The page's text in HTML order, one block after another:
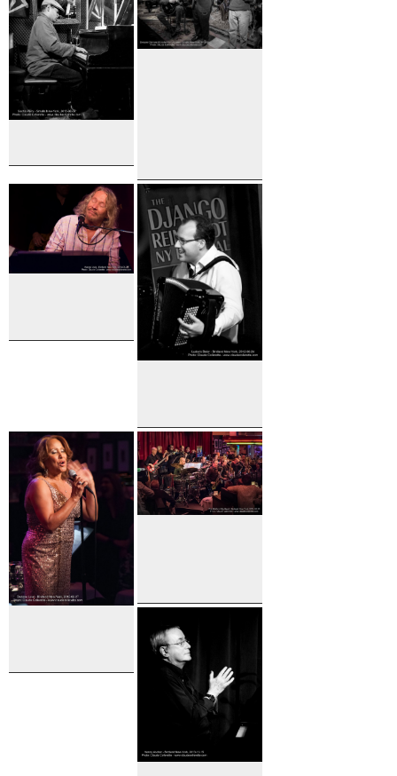
Sacha Perry
Dwayne
Clemons
and Sacha
Perry
Quintet
Ludovic
Beier
The
Birdland Big
Band